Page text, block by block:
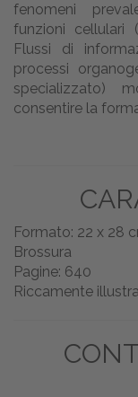
fenomeni
funzioni cellulari
Flussi di
processi
specializzato)
consentire la
Formato: 22 x 28
Brossura
Pagine: 640
Riccamente